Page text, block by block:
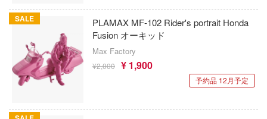
SALE
PLAMAX MF-102 Rider's portrait Honda
Fusion オーキッド
Max Factory
¥2,000 ¥ 1,900
予約品 12月予定
アーマード・コア
す。
伊藤潤二『マニアック』
アネックスツール
Amusing Hobby(ビーバーコーポレーショ
IBGモデルス(バウマン・ビーバーコーポ
アムス(ビーバーコーポレーション)
マン (ULTRAMAN)
リティーダービー
ヤマト
オス
色彩株式会社